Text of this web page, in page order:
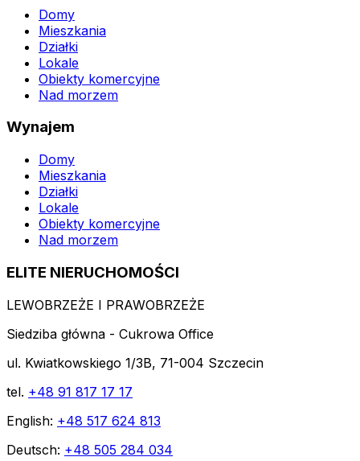
Domy
Mieszkania
Działki
Lokale
Obiekty komercyjne
Nad morzem
Wynajem
Domy
Mieszkania
Działki
Lokale
Obiekty komercyjne
Nad morzem
ELITE NIERUCHOMOŚCI
LEWOBRZEŻE I PRAWOBRZEŻE
Siedziba główna - Cukrowa Office
ul. Kwiatkowskiego 1/3B, 71-004 Szczecin
tel. +48 91 817 17 17
English: +48 517 624 813
Deutsch: +48 505 284 034